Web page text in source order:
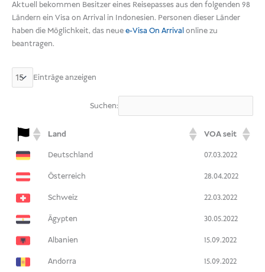
Aktuell bekommen Besitzer eines Reisepasses aus den folgenden 98
Ländern ein Visa on Arrival in Indonesien. Personen dieser Länder
haben die Möglichkeit, das neuee-Visa On Arrivalonline zu
beantragen.
Einträge anzeigen
Suchen:
Land
VOA seit
Deutschland
07.03.2022
Österreich
28.04.2022
Schweiz
22.03.2022
Ägypten
30.05.2022
Albanien
15.09.2022
Andorra
15.09.2022